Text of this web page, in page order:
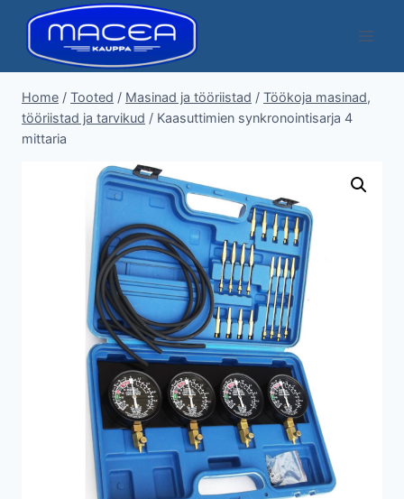
content
Home / Tooted / Masinad ja tööriistad / Töökoja masinad,
tööriistad ja tarvikud / Kaasuttimien synkronointisarja 4
mittaria